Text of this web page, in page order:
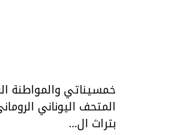
خمسيناتي والمواطنة
المتحف اليوناني
بتراث ال...